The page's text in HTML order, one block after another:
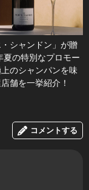
・シャンドン」が贈
夏の特別なプロモー
のシャンパンを味
舗を一挙紹介！
コメントする